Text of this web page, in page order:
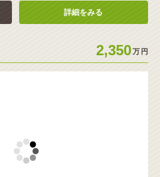
詳細をみる
2,350万 円